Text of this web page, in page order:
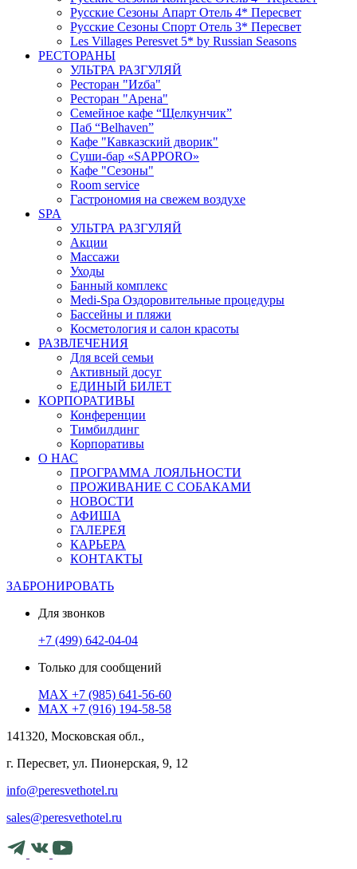
Русские Сезоны Апарт Отель 4* Пересвет
Русские Сезоны Спорт Отель 3* Пересвет
Les Villages Peresvet 5* by Russian Seasons
РЕСТОРАНЫ
УЛЬТРА РАЗГУЛЯЙ
Ресторан "Иzба"
Ресторан "Арена"
Семейное кафе “Щелкунчик”
Паб “Belhaven”
Кафе "Кавказский дворик"
Суши-бар «SAPPORO»
Кафе "Сезоны"
Room service
Гастрономия на свежем воздухе
SPA
УЛЬТРА РАЗГУЛЯЙ
Акции
Массажи
Уходы
Банный комплекс
Medi-Spa Оздоровительные процедуры
Бассейны и пляжи
Косметология и салон красоты
РАЗВЛЕЧЕНИЯ
Для всей семьи
Активный досуг
ЕДИНЫЙ БИЛЕТ
КОРПОРАТИВЫ
Конференции
Тимбилдинг
Корпоративы
О НАС
ПРОГРАММА ЛОЯЛЬНОСТИ
ПРОЖИВАНИЕ С СОБАКАМИ
НОВОСТИ
АФИША
ГАЛЕРЕЯ
КАРЬЕРА
КОНТАКТЫ
ЗАБРОНИРОВАТЬ
Для звонков
+7 (499) 642-04-04
Только для сообщений
MAX +7 (985) 641-56-60
MAX +7 (916) 194-58-58
141320, Московская обл.,
г. Пересвет, ул. Пионерская, 9, 12
info@peresvethotel.ru
sales@peresvethotel.ru